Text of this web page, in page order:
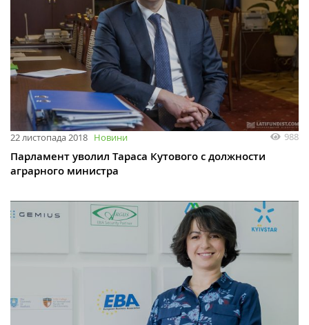
22 листопада 2018 Новини 988
Парламент уволил Тараса Кутового с должности
аграрного министра